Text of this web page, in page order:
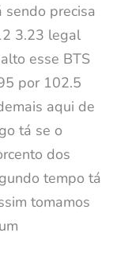
precisa
3.23 legal
esse BTS
por 102.5
aqui de
tá se o
dos
tempo tá
tomamos